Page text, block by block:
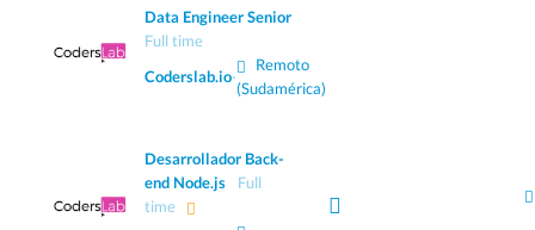
Data Engineer Senior
Full time
Coderslab.io·
Remoto
(Sudamérica)
Desarrollador Back-
end Node.js
Full
time